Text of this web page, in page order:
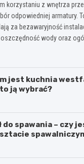
korzystaniu z wnętrza
odpowiedniej armatury.
za bezawaryjność
wody oraz
jest kuchnia
ją wybrać?
do spawania – czy